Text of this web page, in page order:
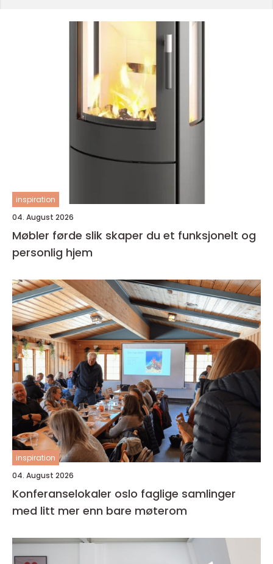
inspiration
04. August 2026
Møbler førde slik skaper du et funksjonelt og
personlig hjem
inspiration
04. August 2026
Konferanselokaler oslo faglige samlinger
med litt mer enn bare møterom